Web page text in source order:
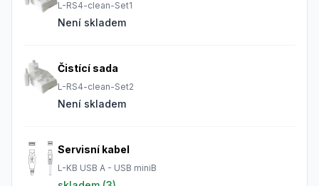
L-RS4-clean-Set1
Není skladem
Čistící sada
L-RS4-clean-Set2
Není skladem
Servisní kabel
L-KB USB A - USB miniB